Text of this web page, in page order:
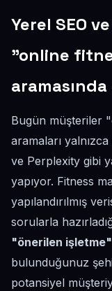
Yerel SEO
"online
aramasında
Bugün müşteriler
aramaları
ve Perplexity gibi
yapıyor. Fitness
yapılandırılmış
sorularla
"önerilen işletme"
bulunduğunuz
potansiyel